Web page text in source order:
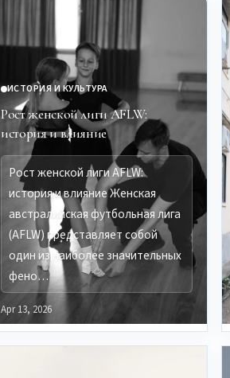
ИСТОРИЯ И КУЛЬТУРА
Рост женской лиги AFLW:
история и влияние
Рост женской лиги AFLW:
история и влияние Женская
австралийская футбольная лига
(AFLW) представляет собой
один из наиболее значительных
фено…
Apr 13, 2026